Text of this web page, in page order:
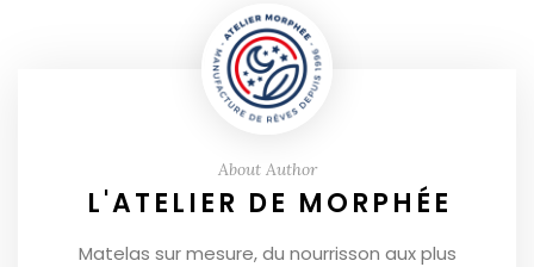
About Author
L'ATELIER DE MORPHÉE
Matelas sur mesure, du nourrisson aux plus